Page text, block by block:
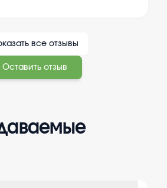
все отзывы
Оставить отзыв